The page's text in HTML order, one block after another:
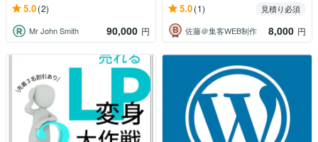
5.0(2)
Mr John Smith 90,000 円
5.0(1)
見積り必須
佐藤＠集客WEB制作
8,000 円